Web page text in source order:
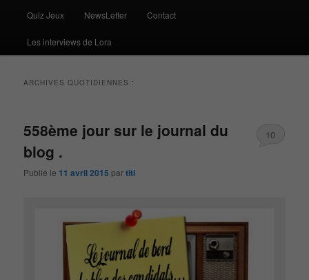
Quiz Jeux NewsLetter Contact
Les interviews de Lora
ARCHIVES QUOTIDIENNES :
558ème jour sur le journal du
blog .
Publié le 11 avril 2015 partiti
10